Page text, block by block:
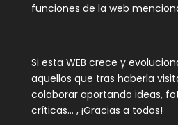
funciones de la web
Si esta WEB crece y
aquellos que tras haberla
colaborar aportando ideas,
críticas… , ¡Gracias a todos!